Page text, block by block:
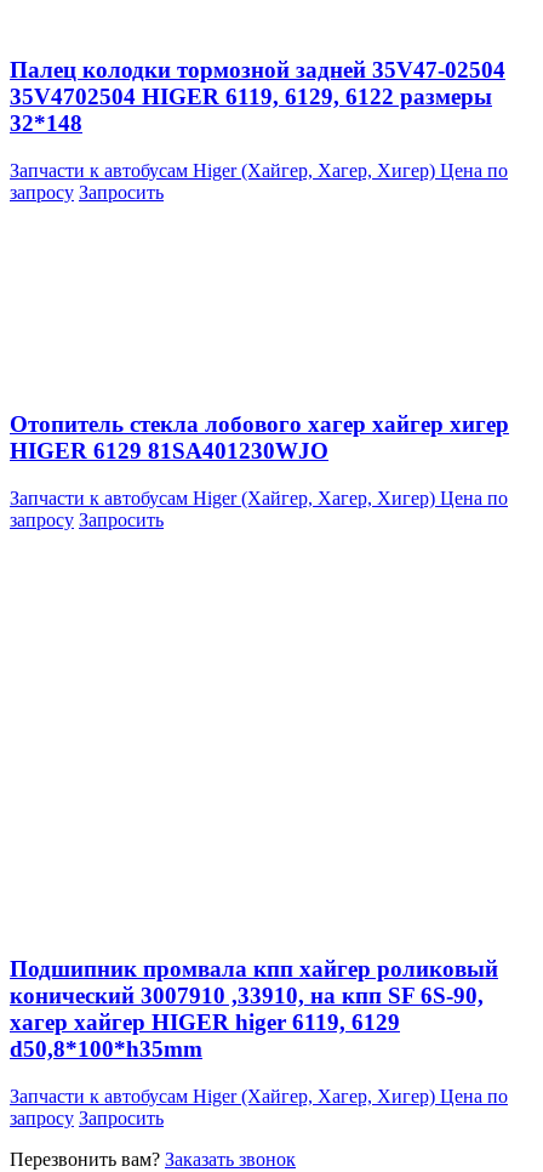
Палец колодки тормозной задней 35V47-02504
35V4702504 HIGER 6119, 6129, 6122 размеры
32*148
Запчасти к автобусам Higer (Хайгер, Хагер, Хигер) Цена по
запросу Запросить
Отопитель стекла лобового хагер хайгер хигер
HIGER 6129 81SA401230WJO
Запчасти к автобусам Higer (Хайгер, Хагер, Хигер) Цена по
запросу Запросить
Подшипник промвала кпп хайгер роликовый
конический 3007910 ,33910, на кпп SF 6S-90,
хагер хайгер HIGER higer 6119, 6129
d50,8*100*h35mm
Запчасти к автобусам Higer (Хайгер, Хагер, Хигер) Цена по
запросу Запросить
Перезвонить вам? Заказать звонок